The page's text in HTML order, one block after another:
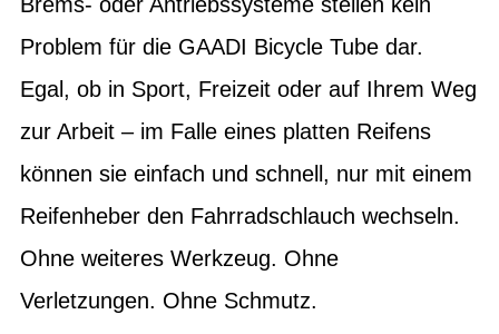
Problem für die GAADI Bicycle Tube dar.
Egal, ob in Sport, Freizeit oder auf Ihrem Weg
zur Arbeit – im Falle eines platten Reifens
können sie einfach und schnell, nur mit einem
Reifenheber den Fahrradschlauch wechseln.
Ohne weiteres Werkzeug. Ohne
Verletzungen. Ohne Schmutz.